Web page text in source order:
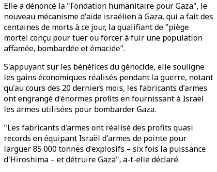
Elle a dénoncé la "Fondation humanitaire pour Gaza", le
nouveau mécanisme d'aide israélien à Gaza, qui a fait des
centaines de morts à ce jour, la qualifiant de "piège
mortel conçu pour tuer ou forcer à fuir une population
affamée, bombardée et émaciée".
S'appuyant sur les bénéfices du génocide, elle souligne
les gains économiques réalisés pendant la guerre, notant
qu'au cours des 20 derniers mois, les fabricants d'armes
ont engrangé d'énormes profits en fournissant à Israël
les armes utilisées pour bombarder Gaza.
"Les fabricants d'armes ont réalisé des profits quasi
records en équipant Israël d'armes de pointe pour
larguer 85 000 tonnes d'explosifs – six fois la puissance
d'Hiroshima – et détruire Gaza", a-t-elle déclaré.